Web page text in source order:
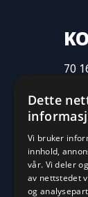
70
Dette
Vi bruker
innhold,
vår. Vi deler
av nettstedet
og